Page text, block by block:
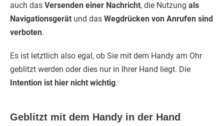
auch das Versenden einer Nachricht, die Nutzung als
Navigationsgerät und das Wegdrücken von Anrufen sind
verboten.
Es ist letztlich also egal, ob Sie mit dem Handy am Ohr
geblitzt werden oder dies nur in Ihrer Hand liegt. Die
Intention ist hier nicht wichtig.
Geblitzt mit dem Handy in der Hand